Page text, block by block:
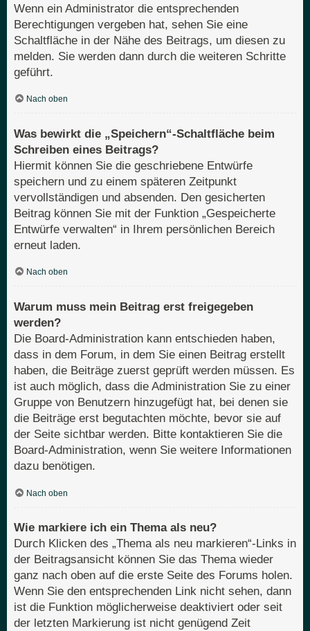
Wenn ein Administrator die entsprechenden
Berechtigungen vergeben hat, sehen Sie eine
Schaltfläche in der Nähe des Beitrags, um diesen zu
melden. Sie werden dann durch die weiteren Schritte
geführt.
Nach oben
Was bewirkt die „Speichern“-Schaltfläche beim
Schreiben eines Beitrags?
Hiermit können Sie die geschriebene Entwürfe
speichern und zu einem späteren Zeitpunkt
vervollständigen und absenden. Den gesicherten
Beitrag können Sie mit der Funktion „Gespeicherte
Entwürfe verwalten“ in Ihrem persönlichen Bereich
erneut laden.
Nach oben
Warum muss mein Beitrag erst freigegeben
werden?
Die Board-Administration kann entschieden haben,
dass in dem Forum, in dem Sie einen Beitrag erstellt
haben, die Beiträge zuerst geprüft werden müssen. Es
ist auch möglich, dass die Administration Sie zu einer
Gruppe von Benutzern hinzugefügt hat, bei denen sie
die Beiträge erst begutachten möchte, bevor sie auf
der Seite sichtbar werden. Bitte kontaktieren Sie die
Board-Administration, wenn Sie weitere Informationen
dazu benötigen.
Nach oben
Wie markiere ich ein Thema als neu?
Durch Klicken des „Thema als neu markieren“-Links in
der Beitragsansicht können Sie das Thema wieder
ganz nach oben auf die erste Seite des Forums holen.
Wenn Sie den entsprechenden Link nicht sehen, dann
ist die Funktion möglicherweise deaktiviert oder seit
der letzten Markierung ist nicht genügend Zeit